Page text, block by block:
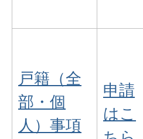
戸籍（全
部・個
人）事項
申請
はこ